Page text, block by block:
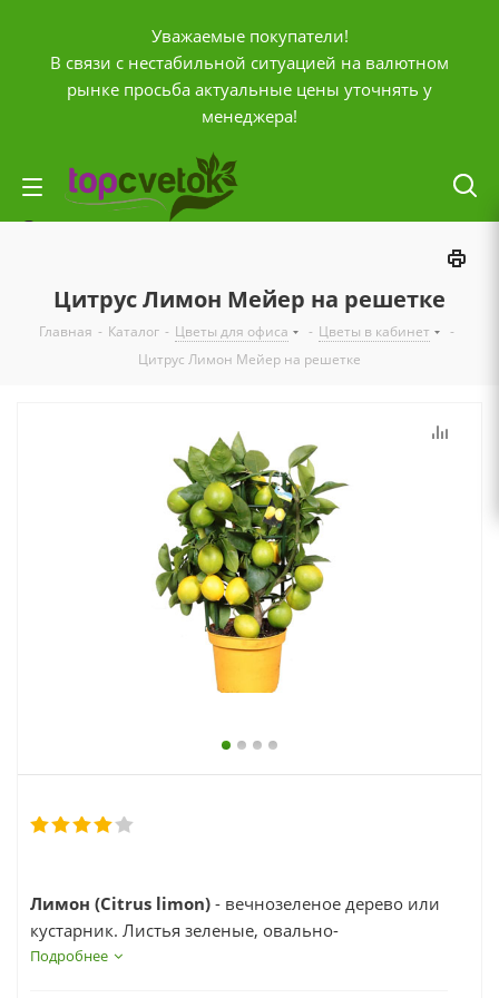
Уважаемые покупатели!
В связи с нестабильной ситуацией на валютном
рынке просьба актуальные цены уточнять у
менеджера!
Отложенные
Сравнение товаров
Контактная информация
ПН-ПТ с10:00 до 20:00
zakaz@topcvetok.ru
Цитрус Лимон Мейер на решетке
Главная - Каталог - Цветы для офиса - Цветы в кабинет
-
Цитрус Лимон Мейер на решетке
Лимон (Citrus limon) - вечнозеленое дерево или
кустарник. Листья зеленые, овально-
заостренные, с пазушными колючками. Цветки
Подробнее